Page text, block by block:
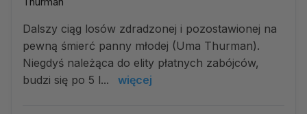
Dalszy ciąg losów zdradzonej i pozostawionej na
pewną śmierć panny młodej (Uma Thurman).
Niegdyś należąca do elity płatnych zabójców,
budzi się po 5 l...
więcej